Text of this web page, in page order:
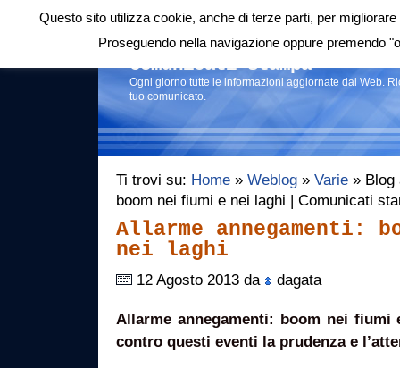
Login|RSS |
Comunicati stampa
Ogni giorno tutte le informazioni aggiornate dal Web.
tuo comunicato.
Ti trovi su: Home » Weblog » Varie » Blog
boom nei fiumi e nei laghi | Comunicati
Allarme annegamenti:
nei laghi
12 Agosto 2013 da dagata
Allarme annegamenti: boom nei fiumi
contro questi eventi la prudenza e
Questo sito utilizza cookie, anche di terze parti, per
Proseguendo nella navigazione oppure premendo